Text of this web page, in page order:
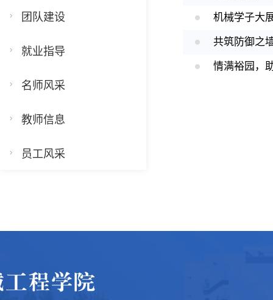
团队建设
就业指导
名师风采
教师信息
员工风采
机械学子大
共筑防御之
情满裕园，